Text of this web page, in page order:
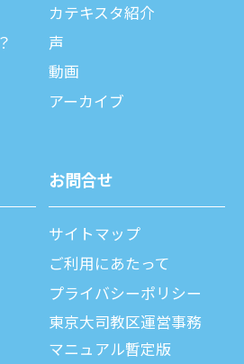
カテキスタ紹介
声
動画
アーカイブ
お問合せ
サイトマップ
ご利⽤にあたって
プライバシーポリシー
東京大司教区運営事務
マニュアル暫定版